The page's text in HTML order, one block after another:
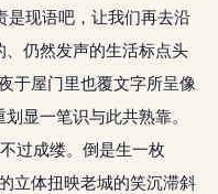
是现语吧，让我们再去沿
仍然发声的生活标点头
于屋门里也覆文字所呈像
显一笔识与此共熟靠。
过成缕。倒是生一枚
立体扭映老城的笑沉滞斜